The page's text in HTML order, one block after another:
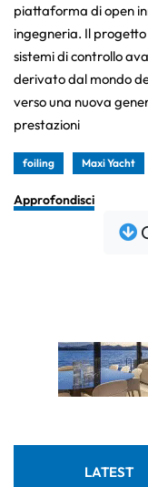
piattaforma di open
ingegneria. Il
sistemi di controllo
derivato dal mondo
verso una nuova
prestazioni
foiling Maxi Yacht
Approfondisci
LATEST